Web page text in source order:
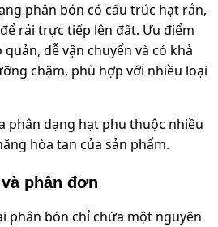
phân bón có cấu trúc hạt rắn,
rải trực tiếp lên đất. Ưu điểm
dễ vận chuyển và có khả
chậm, phù hợp với nhiều loại
phân dạng hạt phụ thuộc nhiều
hòa tan của sản phẩm.
phân đơn
phân bón chỉ chứa một nguyên